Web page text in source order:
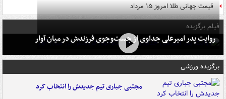
قیمت جهانی طلا امروز ۱۵ مرداد
فیلم برگزیده
روایت پدر امیرعلی جداوی از جست‌وجوی فرزندش در میان آوار
برگزیده ورزشی
مجتبی جباری تیم جدیدش را انتخاب کرد